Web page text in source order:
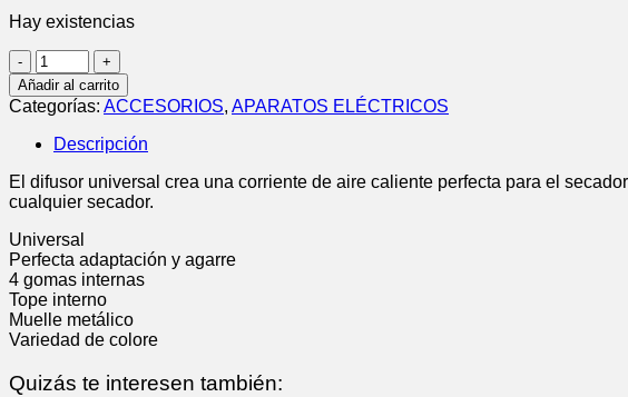
Hay existencias
DIFUSOR
UNIVERSAL
cantidad
Añadir al carrito
Categorías: ACCESORIOS, APARATOS ELÉCTRICOS
Descripción
El difusor universal crea una corriente de aire caliente perfecta para el
cualquier secador.
Universal
Perfecta adaptación y agarre
4 gomas internas
Tope interno
Muelle metálico
Variedad de colore
Quizás te interesen también: